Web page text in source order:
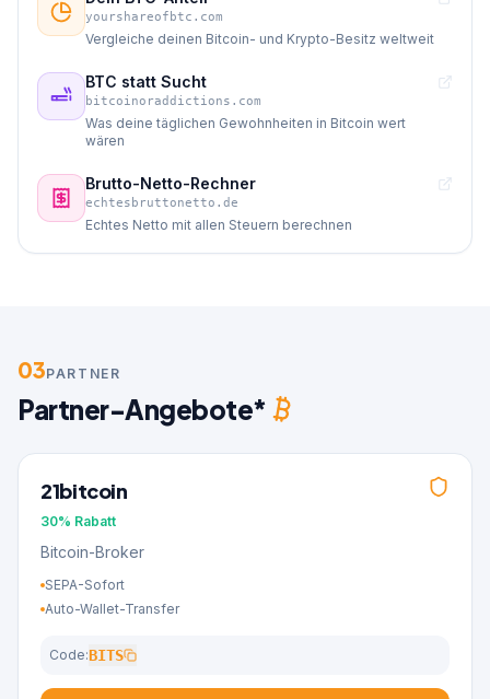
yourshareofbtc.com
Vergleiche deinen Bitcoin- und Krypto-Besitz weltweit
BTC statt Sucht
bitcoinoraddictions.com
Was deine täglichen Gewohnheiten in Bitcoin wert
wären
Brutto-Netto-Rechner
echtesbruttonetto.de
Echtes Netto mit allen Steuern berechnen
03PARTNER
Partner-Angebote*
21bitcoin
30% Rabatt
Bitcoin-Broker
SEPA-Sofort
Auto-Wallet-Transfer
Code:BITS